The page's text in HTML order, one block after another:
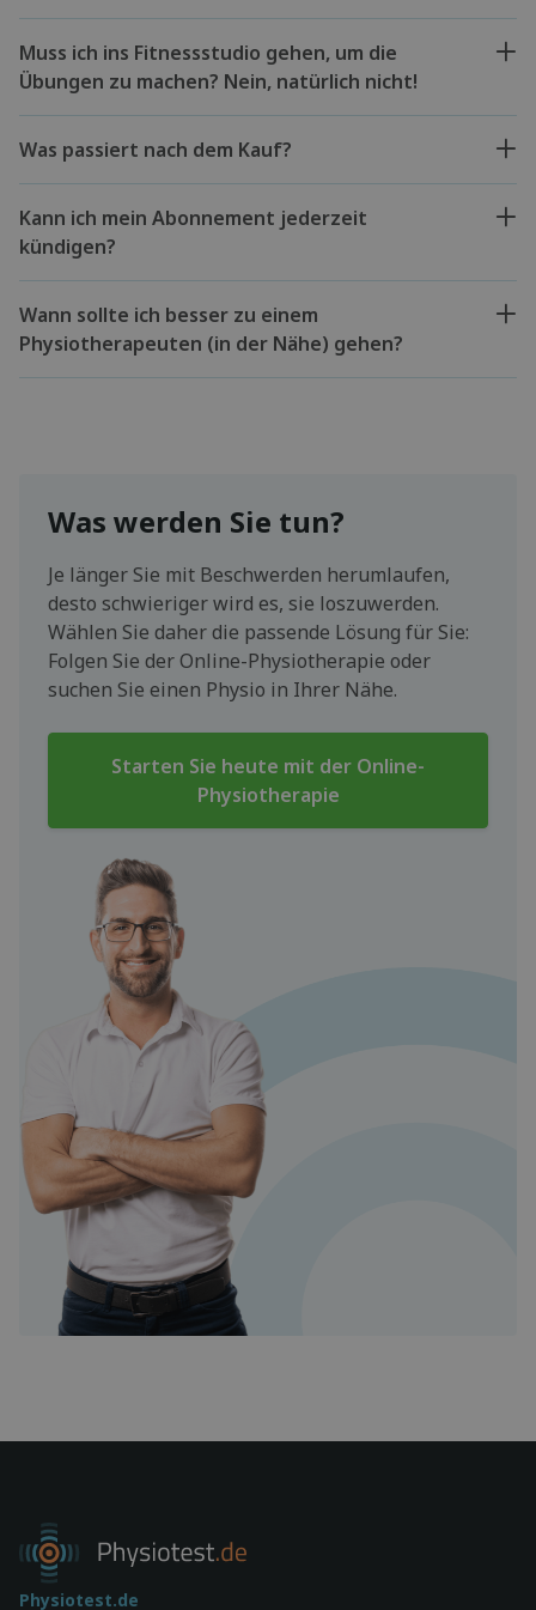
Muss ich ins Fitnessstudio gehen, um die
Übungen zu machen? Nein, natürlich nicht!
Was passiert nach dem Kauf?
Kann ich mein Abonnement jederzeit
kündigen?
Wann sollte ich besser zu einem
Physiotherapeuten (in der Nähe) gehen?
Was werden Sie tun?
Je länger Sie mit Beschwerden herumlaufen,
desto schwieriger wird es, sie loszuwerden.
Wählen Sie daher die passende Lösung für Sie:
Folgen Sie der Online-Physiotherapie oder
suchen Sie einen Physio in Ihrer Nähe.
Starten Sie heute mit der Online-
Physiotherapie
Physiotest.de